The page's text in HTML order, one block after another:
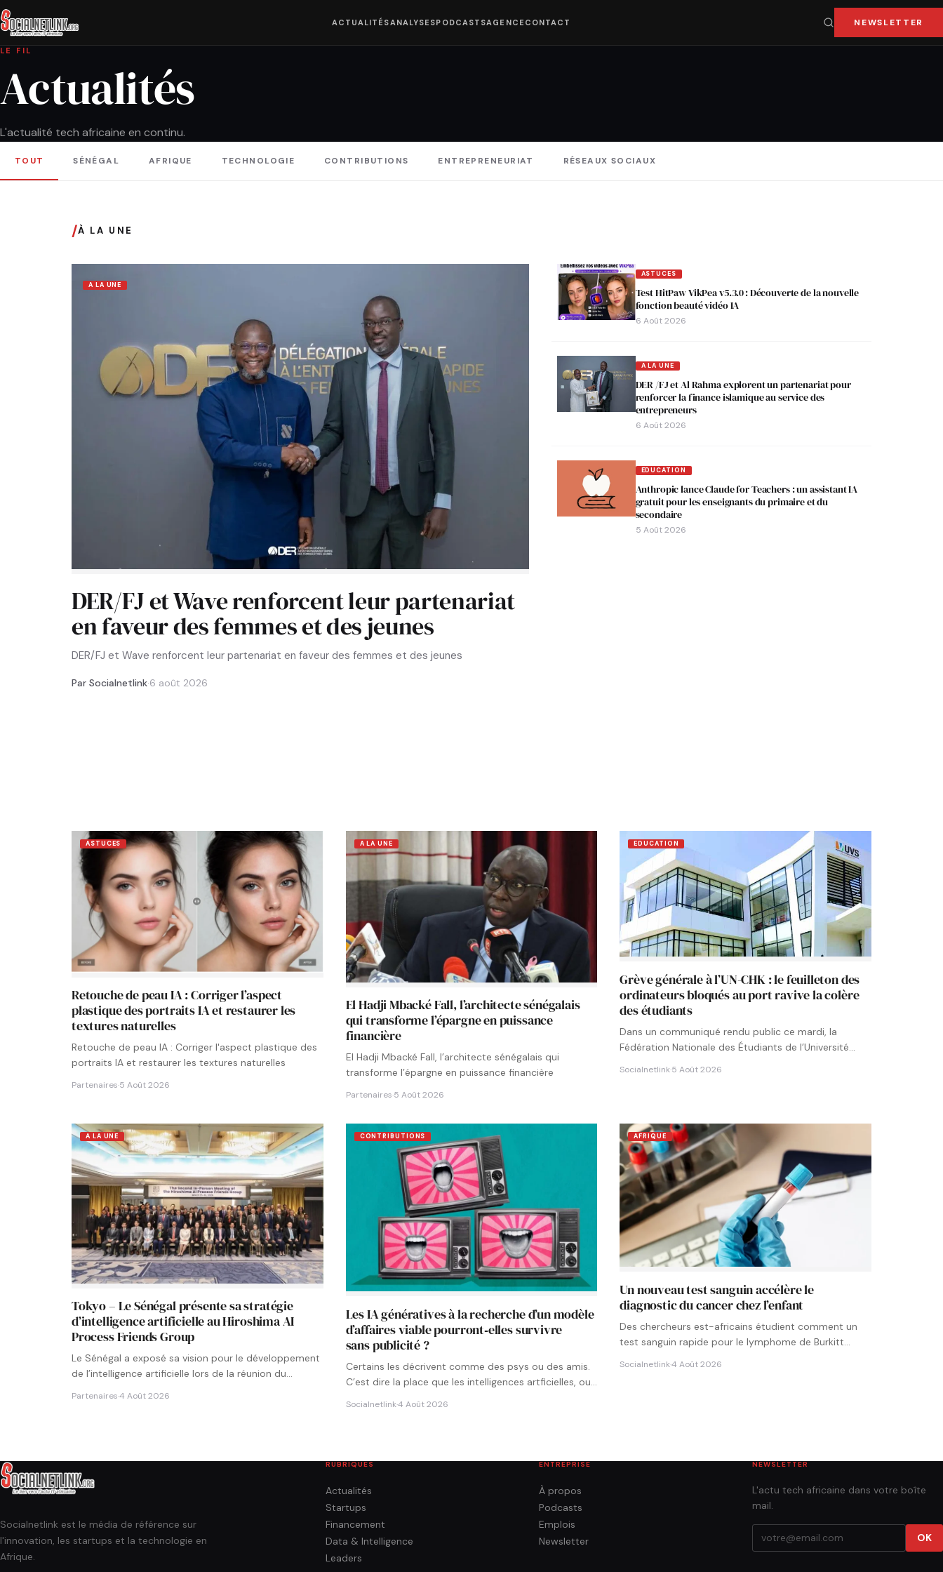
ACTUALITÉSANALYSESPODCASTSAGENCE CONTACT NEWSLETTER
LE FIL
Actualités
L'actualité tech africaine en continu.
TOUT SÉNÉGAL AFRIQUE TECHNOLOGIE CONTRIBUTIONS ENTREPRENEURIAT RÉSEAUX SOCIAUX
/À LA UNE
A LA UNE
DER/FJ et Wave renforcent leur partenariat
en faveur des femmes et des jeunes
DER/FJ et Wave renforcent leur partenariat en faveur des femmes et des jeunes
Par Socialnetlink·6 août 2026
ASTUCES
Test HitPaw VikPea v5.3.0 : Découverte de la nouvelle
fonction beauté vidéo IA
6 Août 2026
A LA UNE
DER /FJ et Al Rahma explorent un partenariat pour
renforcer la finance islamique au service des
entrepreneurs
6 Août 2026
EDUCATION
Anthropic lance Claude for Teachers : un assistant IA
gratuit pour les enseignants du primaire et du
secondaire
5 Août 2026
ASTUCES
Retouche de peau IA : Corriger l’aspect
plastique des portraits IA et restaurer les
textures naturelles
Retouche de peau IA : Corriger l'aspect plastique des
portraits IA et restaurer les textures naturelles
Partenaires·5 Août 2026
A LA UNE
El Hadji Mbacké Fall, l’architecte sénégalais
qui transforme l’épargne en puissance
financière
El Hadji Mbacké Fall, l’architecte sénégalais qui
transforme l’épargne en puissance financière
Partenaires·5 Août 2026
EDUCATION
Grève générale à l’UN-CHK : le feuilleton des
ordinateurs bloqués au port ravive la colère
des étudiants
Dans un communiqué rendu public ce mardi, la
Fédération Nationale des Étudiants de l’Université
Socialnetlink·5 Août 2026
A LA UNE
Tokyo – Le Sénégal présente sa stratégie
d’intelligence artificielle au Hiroshima AI
Process Friends Group
Le Sénégal a exposé sa vision pour le développement
de l’intelligence artificielle lors de la réunion du
Partenaires·4 Août 2026
CONTRIBUTIONS
Les IA génératives à la recherche d’un modèle
d’affaires viable pourront‑elles survivre
sans publicité ?
Certains les décrivent comme des psys ou des amis.
C’est dire la place que les intelligences artficielles, ou…
Socialnetlink·4 Août 2026
AFRIQUE
Un nouveau test sanguin accélère le
diagnostic du cancer chez l’enfant
Des chercheurs est-africains étudient comment un
test sanguin rapide pour le lymphome de Burkitt
Socialnetlink·4 Août 2026
Socialnetlink est le média de référence sur
l'innovation, les startups et la technologie en
Afrique.
RUBRIQUES
Actualités
Startups
Financement
Data & Intelligence
Leaders
ENTREPRISE
À propos
Podcasts
Emplois
Newsletter
NEWSLETTER
L'actu tech africaine dans votre boîte
mail.
OK